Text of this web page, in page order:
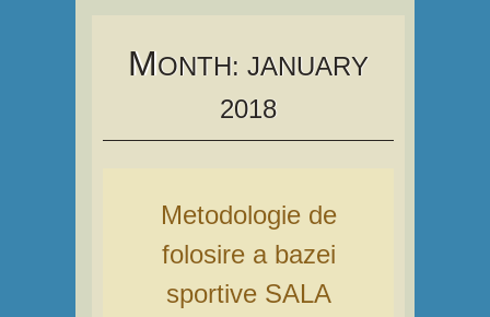
MONTH: JANUARY
2018
Metodologie de
folosire a bazei
sportive SALA